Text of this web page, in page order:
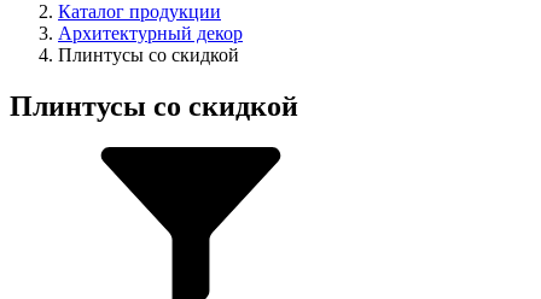
Каталог продукции
Архитектурный декор
Плинтусы со скидкой
Плинтусы со скидкой